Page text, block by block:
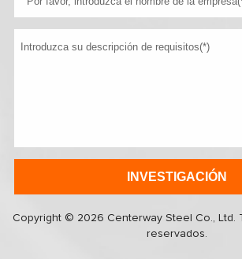
Copyright © 2026 Centerway Steel Co., Ltd.
reservados.